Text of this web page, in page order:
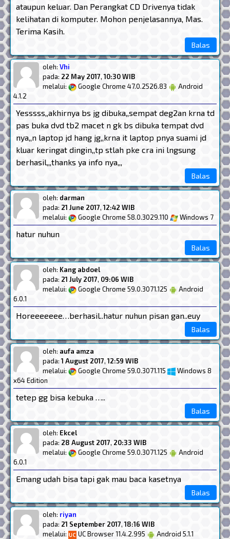
ataupun keluar. Dan Perangkat CD Drivenya tidak
kelihatan di komputer. Mohon penjelasannya, Mas.
Terima Kasih.
Balas
oleh: Vhi
pada: 22 May 2017,10:30 WIB
melalui:
Google Chrome 47.0.2526.83
Android
4.1.2
Yesssss,,akhirnya bs jg dibuka,,sempat deg2an krna td
pas buka dvd tb2 macet n gk bs dibuka tempat dvd
nya,,n laptop jd hang jg,,krna it laptop pnya suami jd
kluar keringat dingin,,tp stlah pke cra ini lngsung
berhasil,,,thanks ya info nya,,,
Balas
oleh: darman
pada: 21 June 2017,12:42 WIB
melalui:
Google Chrome 58.0.3029.110 Windows 7
hatur nuhun
Balas
oleh: Kang abdoel
pada: 21 July 2017, 09:06 WIB
melalui:
Google Chrome 59.0.3071.125
Android
6.0.1
Horeeeeeee…berhasil..hatur nuhun pisan gan..euy
Balas
oleh: aufa amza
pada:1 August 2017,12:59 WIB
melalui:
Google Chrome 59.0.3071.115
Windows 8
x64 Edition
tetep gg bisa kebuka …..
Balas
oleh: Ekcel
pada: 28 August 2017, 20:33 WIB
melalui:
Google Chrome 59.0.3071.125
Android
6.0.1
Emang udah bisa tapi gak mau baca kasetnya
Balas
oleh: riyan
pada: 21 September 2017,18:16 WIB
melalui:
UC Browser 11.4.2.995 Android 5.1.1